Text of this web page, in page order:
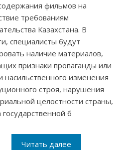
фильмов на
требованиям
Казахстана. В
специалисты будут
наличие материалов,
признаки пропаганды или
насильственного изменения
строя, нарушения
целостности страны,
б
Читать далее